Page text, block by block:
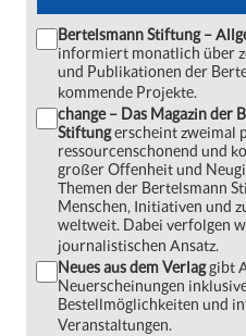
Bertelsmann Stiftung –
informiert monatlich über
und Publikationen der
kommende Projekte.
change – Das Magazin der
Stiftungerscheint zweimal
ressourcenschonend und
großer Offenheit und
Themen der Bertelsmann
Menschen, Initiativen und
weltweit. Dabei verfolgen
journalistischen Ansatz.
Neues aus dem Verlaggibt
Neuerscheinungen
Bestellmöglichkeiten und
Veranstaltungen.